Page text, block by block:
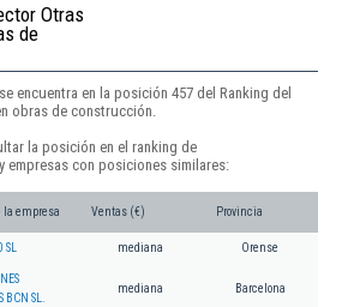
Otras
de
encuentra en la posición 457 del Ranking del
obras de construcción.
la posición en el ranking de
empresas con posiciones similares:
la empresa Ventas (€) Provincia
mediana Orense
BCN SL.
mediana Barcelona